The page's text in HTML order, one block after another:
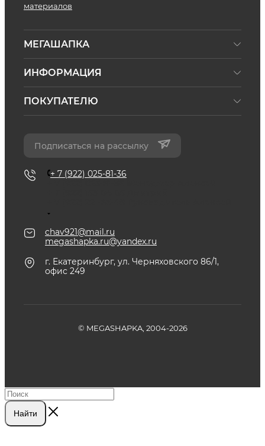
материалов
МЕГАШАПКА
ИНФОРМАЦИЯ
ПОКУПАТЕЛЮ
Подписаться на рассылку
+ 7 (922) 025-81-36
chav921@mail.ru
megashapka.ru@yandex.ru
г. Екатеринбург, ул. Черняховского 86/1,
офис 249
© MEGASHAPKA, 2004-2026
Найти